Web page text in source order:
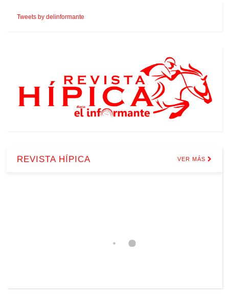
Tweets by delinformante
REVISTA HÍPICA VER MÁS